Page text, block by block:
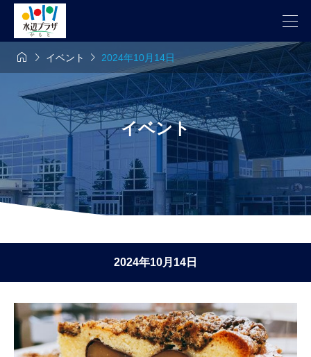
  イベント  2024年10月14日
イベント
2024年10月14日